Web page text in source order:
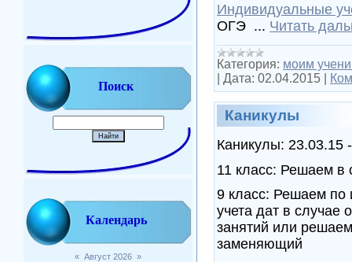
Поиск
Календарь
« Август 2026 »
Индивидуальные
ОГЭ ... Читать
Категория: моим
Дата: 02.04.2015
Каникулы
Каникулы: 23.03.15
11 класс: Решаем в
9 класс: Решаем по
учета дат в случае
занятий или
заменяющий